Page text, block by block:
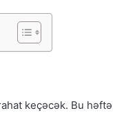
keçəcək. Bu həftə